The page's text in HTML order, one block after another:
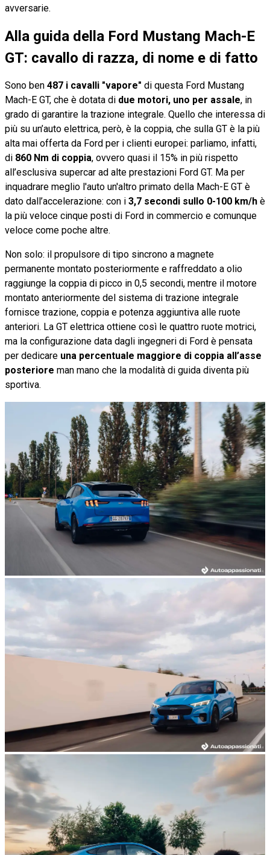
avversarie.
Alla guida della Ford Mustang Mach-E
GT: cavallo di razza, di nome e di fatto
Sono ben 487 i cavalli "vapore" di questa Ford Mustang
Mach-E GT, che è dotata di due motori, uno per assale, in
grado di garantire la trazione integrale. Quello che interessa di
più su un’auto elettrica, però, è la coppia, che sulla GT è la più
alta mai offerta da Ford per i clienti europei: parliamo, infatti,
di 860 Nm di coppia, ovvero quasi il 15% in più rispetto
all’esclusiva supercar ad alte prestazioni Ford GT. Ma per
inquadrare meglio l'auto un'altro primato della Mach-E GT è
dato dall’accelerazione: con i 3,7 secondi sullo 0-100 km/h è
la più veloce cinque posti di Ford in commercio e comunque
veloce come poche altre.
Non solo: il propulsore di tipo sincrono a magnete
permanente montato posteriormente e raffreddato a olio
raggiunge la coppia di picco in 0,5 secondi, mentre il motore
montato anteriormente del sistema di trazione integrale
fornisce trazione, coppia e potenza aggiuntiva alle ruote
anteriori. La GT elettrica ottiene così le quattro ruote motrici,
ma la configurazione data dagli ingegneri di Ford è pensata
per dedicare una percentuale maggiore di coppia all’asse
posteriore man mano che la modalità di guida diventa più
sportiva.